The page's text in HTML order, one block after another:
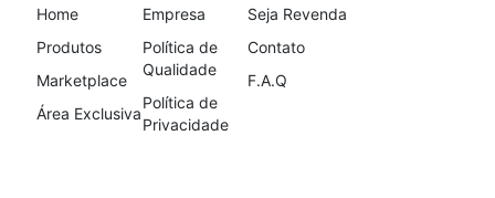
Home
Produtos
Marketplace
Área Exclusiva
Empresa
Política de
Qualidade
Política de
Privacidade
Seja Revenda
Contato
F.A.Q